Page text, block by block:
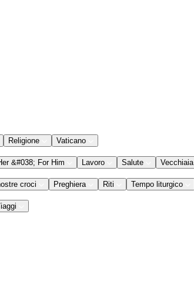
Religione Vaticano
&#038; For Him Lavoro Salute Vecchiaia
croci Preghiera Riti Tempo liturgico